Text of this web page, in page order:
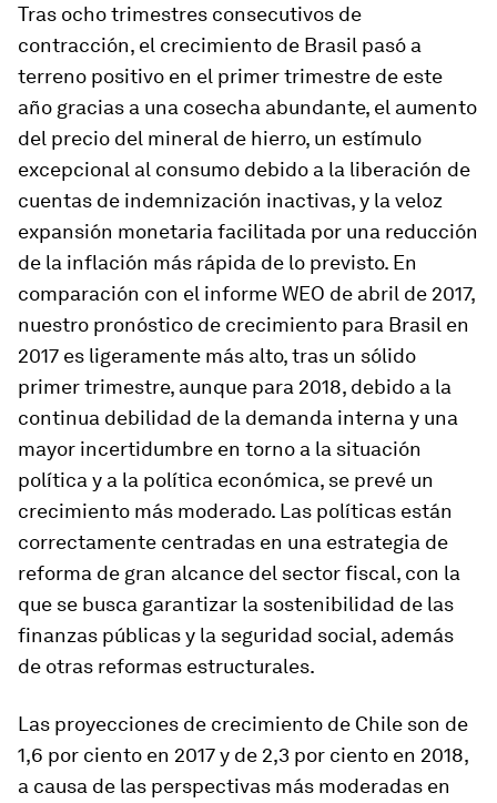
Tras ocho trimestres consecutivos de
contracción, el crecimiento de Brasil pasó a
terreno positivo en el primer trimestre de este
año gracias a una cosecha abundante, el aumento
del precio del mineral de hierro, un estímulo
excepcional al consumo debido a la liberación de
cuentas de indemnización inactivas, y la veloz
expansión monetaria facilitada por una reducción
de la inflación más rápida de lo previsto. En
comparación con el informe WEO de abril de 2017,
nuestro pronóstico de crecimiento para Brasil en
2017 es ligeramente más alto, tras un sólido
primer trimestre, aunque para 2018, debido a la
continua debilidad de la demanda interna y una
mayor incertidumbre en torno a la situación
política y a la política económica, se prevé un
crecimiento más moderado. Las políticas están
correctamente centradas en una estrategia de
reforma de gran alcance del sector fiscal, con la
que se busca garantizar la sostenibilidad de las
finanzas públicas y la seguridad social, además
de otras reformas estructurales.
Las proyecciones de crecimiento de Chile son de
1,6 por ciento en 2017 y de 2,3 por ciento en 2018,
a causa de las perspectivas más moderadas en